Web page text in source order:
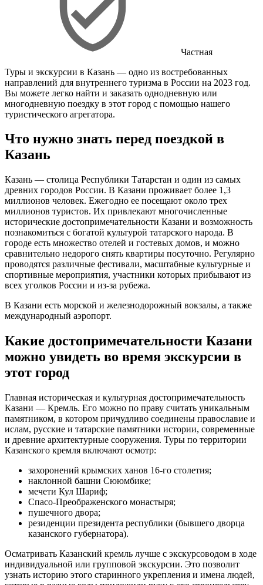
Частная
Туры и экскурсии в Казань — одно из востребованных
направлений для внутреннего туризма в России на 2023 год.
Вы можете легко найти и заказать однодневную или
многодневную поездку в этот город с помощью нашего
туристического агрегатора.
Что нужно знать перед поездкой в
Казань
Казань — столица Республики Татарстан и один из самых
древних городов России. В Казани проживает более 1,3
миллионов человек. Ежегодно ее посещают около трех
миллионов туристов. Их привлекают многочисленные
исторические достопримечательности Казани и возможность
познакомиться с богатой культурой татарского народа. В
городе есть множество отелей и гостевых домов, и можно
сравнительно недорого снять квартиры посуточно. Регулярно
проводятся различные фестивали, масштабные культурные и
спортивные мероприятия, участники которых прибывают из
всех уголков России и из-за рубежа.
В Казани есть морской и железнодорожный вокзалы, а также
международный аэропорт.
Какие достопримечательности Казани
можно увидеть во время экскурсии в
этот город
Главная историческая и культурная достопримечательность
Казани — Кремль. Его можно по праву считать уникальным
памятником, в котором причудливо соединены православие и
ислам, русские и татарские памятники истории, современные
и древние архитектурные сооружения. Туры по территории
Казанского кремля включают осмотр:
захоронений крымских ханов 16-го столетия;
наклонной башни Сююмбике;
мечети Кул Шариф;
Спасо-Преображенского монастыря;
пушечного двора;
резиденции президента республики (бывшего дворца
казанского губернатора).
Осматривать Казанский кремль лучше с экскурсоводом в ходе
индивидуальной или групповой экскурсии. Это позволит
узнать историю этого старинного укрепления и имена людей,